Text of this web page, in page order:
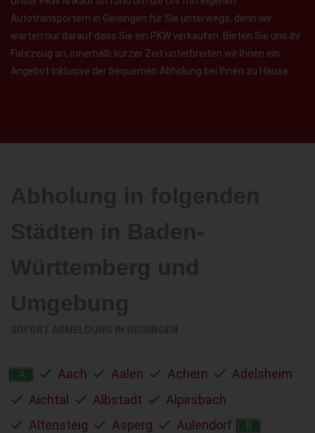
Autotransportern in Geisingen für Sie unterwegs, denn wir
warten nur darauf dass Sie ein PKW verkaufen. Bieten Sie uns ihr
Fahrzeug an, innerhalb kurzer Zeit unterbreiten wir Ihnen ein
Angebot inklusive der bequemen Abholung bei Ihnen zu Hause.
A Aach Aalen Achern
Adelsheim
Aichtal
Albstadt
Alpirsbach
Altensteig
Asperg Aulendorf B